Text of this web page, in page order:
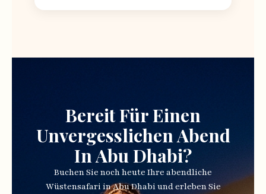
Unvergesslichen Abend
In Abu Dhabi?
Buchen Sie noch heute Ihre abendliche
Wüstensafari in Abu Dhabi und erleben Sie
Dünen-Bashing bei Sonnenuntergang,